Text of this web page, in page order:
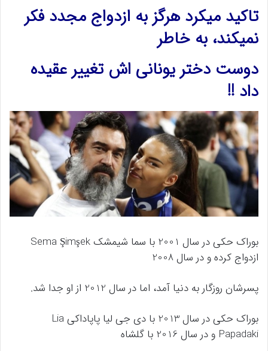
تاکید میکرد هرگز به ازدواج مجدد فکر
نمیکند، به خاطر
دوست دختر یونانی اش تغییر عقیده
داد !!
بوراک حکی در سال 2001 با سما شیمشک Sema Şimşek
ازدواج کرده و در سال 2008
پسرشان روزگار به دنیا آمد، اما در سال 2012 از او جدا شد.
بوراک حکی در سال 2013 با دی جی لیا پاپاداکی Lia
Papadaki و در سال 2016 با گلشاه